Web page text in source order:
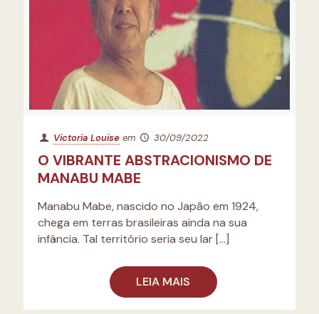
Victoria Louise em 30/09/2022
O VIBRANTE ABSTRACIONISMO DE
MANABU MABE
Manabu Mabe, nascido no Japão em 1924,
chega em terras brasileiras ainda na sua
infância. Tal território seria seu lar […]
LEIA MAIS